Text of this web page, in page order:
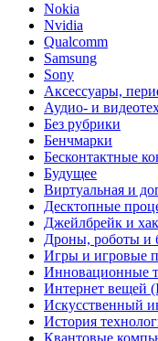
Nokia
Nvidia
Qualcomm
Samsung
Sony
Аксессуары,
Аудио- и
Без рубрики
Бенчмарки
Бесконтактные
Будущее
Виртуальная и
Десктопные
Джейлбрейк и
Дроны, роботы и
Игры и игровые
Инновационные
Интернет вещей
Искусственный
История
Квантовые